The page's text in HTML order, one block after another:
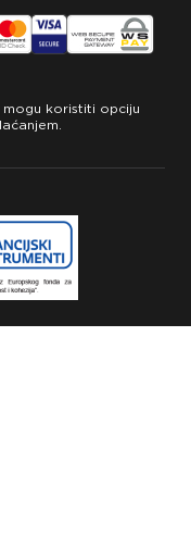
mogu koristiti opciju